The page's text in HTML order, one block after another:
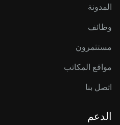
المدونة
وظائف
مستثمرون
مواقع المكاتب
اتصل بنا
الدعم